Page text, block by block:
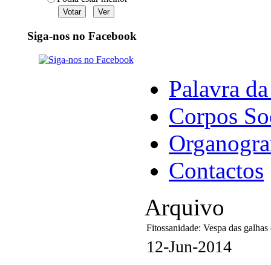
Siga-nos no Facebook
Palavra
Corpos
Contactos
Arquivo
Fitossanidade: Vespa das
12-Jun-2014